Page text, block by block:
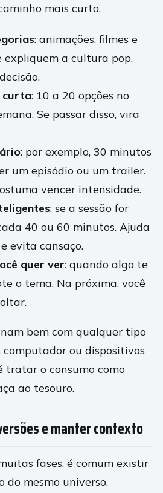
mais curto.
: animações, filmes e
expliquem a cultura pop.
curta: 10 a 20 opções no
Se passar disso, vira
: por exemplo, 30 minutos
um episódio ou um trailer.
vencer intensidade.
: se a sessão for
40 ou 60 minutos. Ajuda
evita cansaço.
quer ver: quando algo te
o tema. Na próxima, você
bem com qualquer tipo
ou dispositivos
tratar o consumo como
ao tesouro.
e manter contexto
fases, é comum existir
do mesmo universo.